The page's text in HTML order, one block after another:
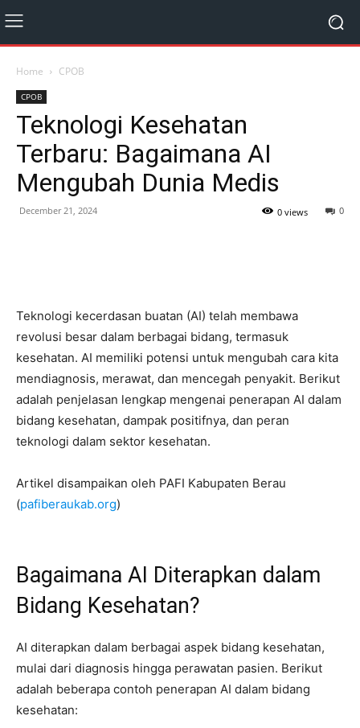
Home CPOB
CPOB
Teknologi Kesehatan
Terbaru: Bagaimana AI
Mengubah Dunia Medis
December 21, 2024 0
0 views
Teknologi kecerdasan buatan (AI) telah membawa
revolusi besar dalam berbagai bidang, termasuk
kesehatan. AI memiliki potensi untuk mengubah cara kita
mendiagnosis, merawat, dan mencegah penyakit. Berikut
adalah penjelasan lengkap mengenai penerapan AI dalam
bidang kesehatan, dampak positifnya, dan peran
teknologi dalam sektor kesehatan.
Artikel disampaikan oleh PAFI Kabupaten Berau
(pafiberaukab.org)
Bagaimana AI Diterapkan dalam
Bidang Kesehatan?
AI diterapkan dalam berbagai aspek bidang kesehatan,
mulai dari diagnosis hingga perawatan pasien. Berikut
adalah beberapa contoh penerapan AI dalam bidang
kesehatan: